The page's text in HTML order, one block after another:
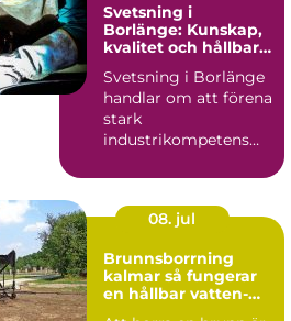
Svetsning i
Borlänge: Kunskap,
kvalitet och hållbara
Svetsning i Borlänge
handlar om att förena
stark
industrikompetens
probleml&o...
08. jul
Brunnsborrning
kalmar så fungerar
en hållbar vatten-